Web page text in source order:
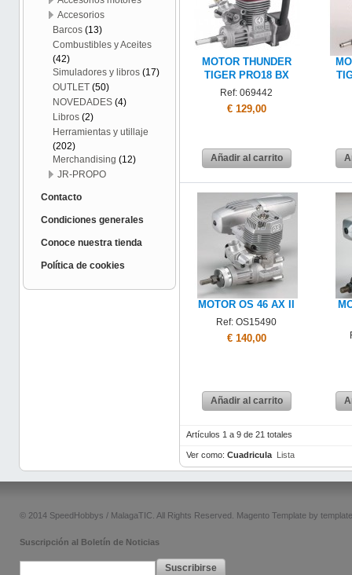
MOTOR THUNDER
TIGER PRO18 BX
Ref: 069442
€ 129,00
Añadir al carrito
MOTOR OS 46 AX II
Ref: OS15490
€ 140,00
Añadir al carrito
Artículos 1 a 9 de 21 totales
Ver como: Cuadricula Lista
Accesorios
Barcos (13)
Combustibles y Aceites
(42)
Simuladores y libros (17)
OUTLET (50)
NOVEDADES (4)
Libros (2)
Herramientas y utillaje
(202)
Merchandising (12)
JR-PROPO
Contacto
Condiciones generales
Conoce nuestra tienda
Política de cookies
© 2014 SpeedHobbys / MalagaTIC. All Rights Reserved. Magento Template by
Suscripción al Boletín de Noticias
Suscribirse